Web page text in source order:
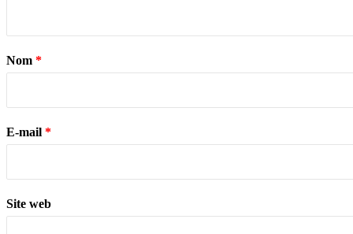
Nom *
E-mail *
Site web